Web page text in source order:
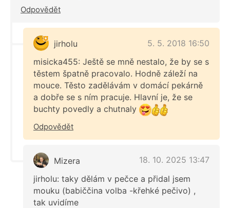
Odpovědět
jirholu
5. 5. 2018 16:50
misicka455: Ještě se mně nestalo, že by se s
těstem špatně pracovalo. Hodně záleží na
mouce. Těsto zadělávám v domácí pekárně
a dobře se s ním pracuje. Hlavní je, že se
buchty povedly a chutnaly
Odpovědět
Mizera
18. 10. 2025 13:47
jirholu: taky dělám v pečce a přidal jsem
mouku (babiččina volba -křehké pečivo) ,
tak uvidíme